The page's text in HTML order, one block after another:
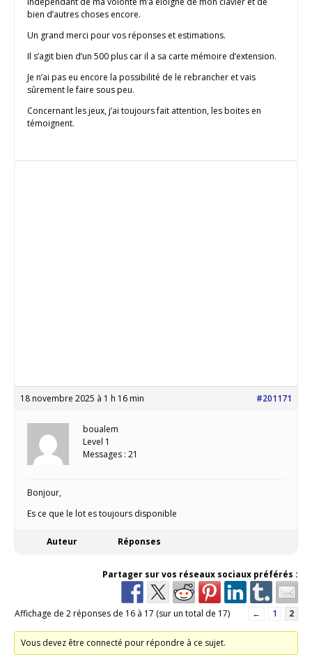
bien d’autres choses encore.
Un grand merci pour vos réponses et estimations.
Il s’agit bien d’un 500 plus car il a sa carte mémoire d’extension.
Je n’ai pas eu encore la possibilité de le rebrancher et vais
sûrement le faire sous peu.
Concernant les jeux, j’ai toujours fait attention, les boites en
témoignent.
18 novembre 2025 à 1 h 16 min #201171
boualem
Level 1
Messages : 21
Bonjour,
Es ce que le lot es toujours disponible
Auteur Réponses
Partager sur vos réseaux sociaux préférés :
Affichage de 2 réponses de 16 à 17 (sur un total de 17) ← 1 2
Vous devez être connecté pour répondre à ce sujet.